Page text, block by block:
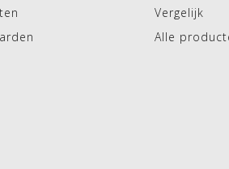
Vergelijk
Alle